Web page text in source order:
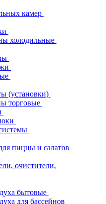
камер
холодильные
(установки)
торговые
пиццы и салатов
очистители,
бытовые
для бассейнов